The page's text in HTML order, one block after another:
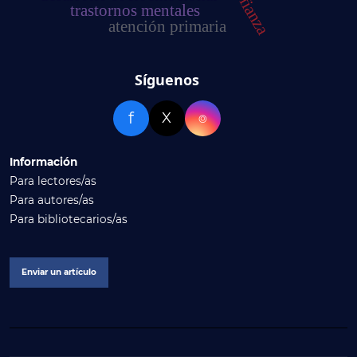
trastornos mentales
atención primaria
Síguenos
f X ⌾
Información
Para lectores/as
Para autores/as
Para bibliotecarios/as
Enviar un artículo